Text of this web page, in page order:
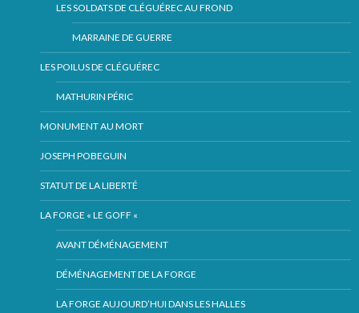
LES SOLDATS DE CLÉGUÉREC AU FROND
MARRAINE DE GUERRE
LES POILUS DE CLÉGUÉREC
MATHURIN PÉRIC
MONUMENT AU MORT
JOSEPH POBEGUIN
STATUT DE LA LIBERTÉ
LA FORGE « LE GOFF «
AVANT DÉMÉNAGEMENT
DÉMÉNAGEMENT DE LA FORGE
LA FORGE AUJOURD’HUI DANS LES HALLES